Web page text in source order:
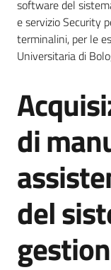
Bandi
e
di
acquisto
Supporto
Piattaforme
telematiche
software del
e servizio Security
terminalini, per le
Universitaria di
Salta al contenuto
di
del